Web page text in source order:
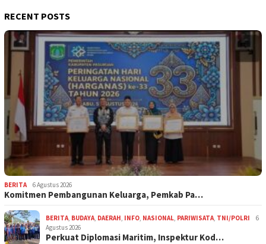
RECENT POSTS
BERITA 6 Agustus 2026
Komitmen Pembangunan Keluarga, Pemkab Pa…
BERITA, BUDAYA, DAERAH, INFO, NASIONAL, PARIWISATA, TNI/POLRI
6
Agustus 2026
Perkuat Diplomasi Maritim, Inspektur Kod…